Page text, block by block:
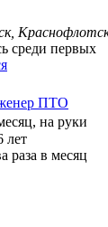
среди первых
ПТО
на руки
лет
раза в месяц